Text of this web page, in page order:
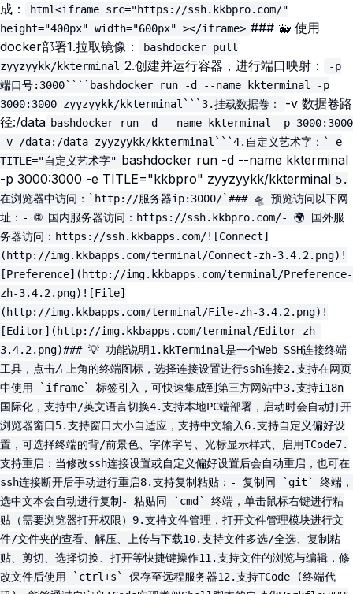
成：
html<iframe src="https://ssh.kkbpro.com/"
height="400px" width="600px" ></iframe> ### 🐳 使用
docker部署1.拉取镜像：
bashdocker pull
zyyzyykk/kkterminal 2.创建并运行容器，进行端口映射：
-p
端口号:3000````bashdocker run -d --name kkterminal -p
3000:3000 zyyzyykk/kkterminal```3.挂载数据卷：
-v 数据卷路
径:/data bashdocker run -d --name kkterminal -p 3000:3000
-v /data:/data zyyzyykk/kkterminal```4.自定义艺术字：`-e
TITLE="自定义艺术字" bashdocker run -d --name kkterminal
-p 3000:3000 -e TITLE="kkbpro" zyyzyykk/kkterminal 5.
在浏览器中访问：`http://服务器ip:3000/`### 🛸 预览访问以下网
址：- 🌐 国内服务器访问：https://ssh.kkbpro.com/- 🌍 国外服
务器访问：https://ssh.kkbapps.com/![Connect]
(http://img.kkbapps.com/terminal/Connect-zh-3.4.2.png)!
[Preference](http://img.kkbapps.com/terminal/Preference-
zh-3.4.2.png)![File]
(http://img.kkbapps.com/terminal/File-zh-3.4.2.png)!
[Editor](http://img.kkbapps.com/terminal/Editor-zh-
3.4.2.png)### 💡 功能说明1.kkTerminal是一个Web SSH连接终端
工具，点击左上角的终端图标，选择连接设置进行ssh连接2.支持在网页
中使用 `iframe` 标签引入，可快速集成到第三方网站中3.支持i18n
国际化，支持中/英文语言切换4.支持本地PC端部署，启动时会自动打开
浏览器窗口5.支持窗口大小自适应，支持中文输入6.支持自定义偏好设
置，可选择终端的背/前景色、字体字号、光标显示样式、启用TCode7.
支持重启：当修改ssh连接设置或自定义偏好设置后会自动重启，也可在
ssh连接断开后手动进行重启8.支持复制粘贴：- 复制同 `git` 终端，
选中文本会自动进行复制- 粘贴同 `cmd` 终端，单击鼠标右键进行粘
贴（需要浏览器打开权限）9.支持文件管理，打开文件管理模块进行文
件/文件夹的查看、解压、上传与下载10.支持文件多选/全选、复制粘
贴、剪切、选择切换、打开等快捷键操作11.支持文件的浏览与编辑，修
改文件后使用 `ctrl+s` 保存至远程服务器12.支持TCode (终端代